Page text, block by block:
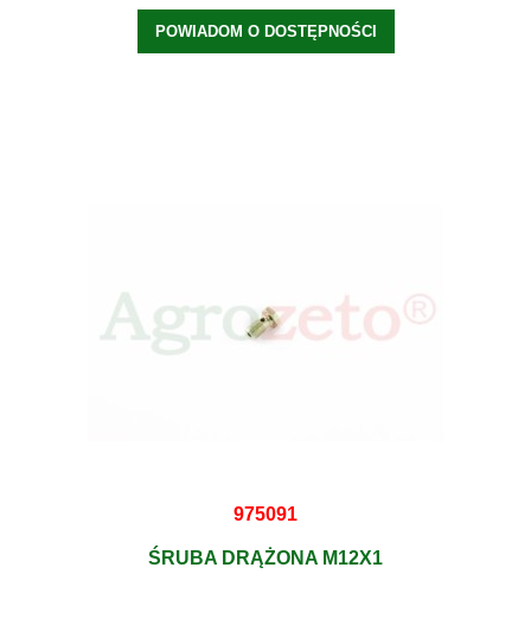
POWIADOM O DOSTĘPNOŚCI
975091
ŚRUBA DRĄŻONA M12X1